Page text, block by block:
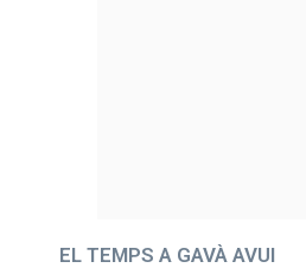
EL TEMPS A GAVÀ AVUI